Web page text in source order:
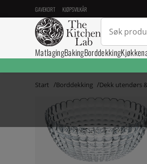
GAVEKORT KJØPSVILKÅR
MatlagingBakingBorddekking
Start Borddekking Dekk utendørs